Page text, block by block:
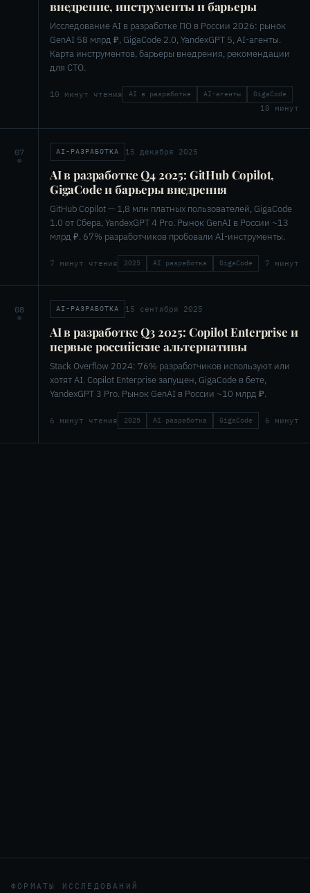
внедрение, инструменты и барьеры
Исследование AI в разработке ПО в России 2026: рынок
GenAI 58 млрд ₽, GigaCode 2.0, YandexGPT 5, AI-агенты.
Карта инструментов, барьеры внедрения, рекомендации
для CTO.
10 минут чтения AI в разработке AI-агенты GigaCode
10 минут
07 AI-РАЗРАБОТКА 15 декабря 2025
AI в разработке Q4 2025: GitHub Copilot,
GigaCode и барьеры внедрения
GitHub Copilot — 1,8 млн платных пользователей, GigaCode
1.0 от Сбера, YandexGPT 4 Pro. Рынок GenAI в России ~13
млрд ₽. 67% разработчиков пробовали AI-инструменты.
7 минут чтения 2025 AI разработка GigaCode 7 минут
08 AI-РАЗРАБОТКА 15 сентября 2025
AI в разработке Q3 2025: Copilot Enterprise и
первые российские альтернативы
Stack Overflow 2024: 76% разработчиков используют или
хотят AI. Copilot Enterprise запущен, GigaCode в бете,
YandexGPT 3 Pro. Рынок GenAI в России ~10 млрд ₽.
6 минут чтения 2025 AI разработка GigaCode 6 минут
ФОРМАТЫ ИССЛЕДОВАНИЙ